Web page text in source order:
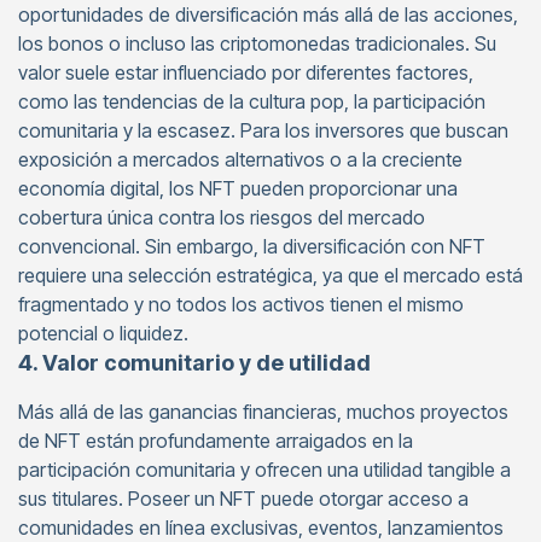
oportunidades de diversificación más allá de las acciones,
los bonos o incluso las criptomonedas tradicionales. Su
valor suele estar influenciado por diferentes factores,
como las tendencias de la cultura pop, la participación
comunitaria y la escasez. Para los inversores que buscan
exposición a mercados alternativos o a la creciente
economía digital, los NFT pueden proporcionar una
cobertura única contra los riesgos del mercado
convencional. Sin embargo, la diversificación con NFT
requiere una selección estratégica, ya que el mercado está
fragmentado y no todos los activos tienen el mismo
potencial o liquidez.
4. Valor comunitario y de utilidad
Más allá de las ganancias financieras, muchos proyectos
de NFT están profundamente arraigados en la
participación comunitaria y ofrecen una utilidad tangible a
sus titulares. Poseer un NFT puede otorgar acceso a
comunidades en línea exclusivas, eventos, lanzamientos